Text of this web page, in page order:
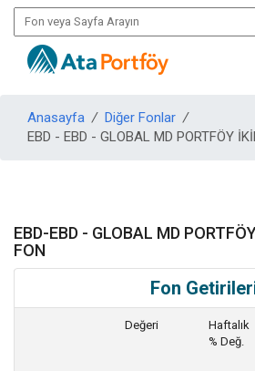
Anasayfa / Diğer Fonlar /
EBD - EBD - GLOBAL MD PORTFÖY
EBD-EBD - GLOBAL MD
FON
Fon
Değeri
Haftalık
% Değ.